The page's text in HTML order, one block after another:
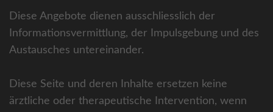
Diese Angebote dienen ausschliesslich der
Informationsvermittlung, der Impulsgebung und des
Austausches untereinander.
Diese Seite und deren Inhalte ersetzen keine
ärztliche oder therapeutische Intervention, wenn